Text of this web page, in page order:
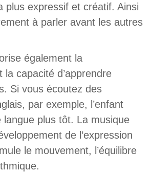
plus expressif et créatif. Ainsi
à parler avant les autres
également la
la capacité d’apprendre
Si vous écoutez des
par exemple, l’enfant
plus tôt. La musique
de l’expression
le mouvement, l’équilibre